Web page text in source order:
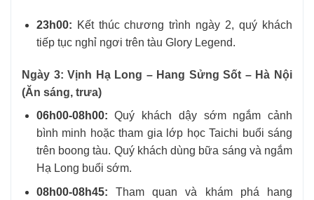
23h00: Kết thúc chương trình ngày 2, quý khách
tiếp tục nghỉ ngơi trên tàu Glory Legend.
Ngày 3: Vịnh Hạ Long – Hang Sửng Sốt – Hà Nội
(Ăn sáng, trưa)
06h00-08h00: Quý khách dậy sớm ngắm cảnh
bình minh hoặc tham gia lớp học Taichi buổi sáng
trên boong tàu. Quý khách dùng bữa sáng và ngắm
Hạ Long buổi sớm.
08h00-08h45: Tham quan và khám phá hang